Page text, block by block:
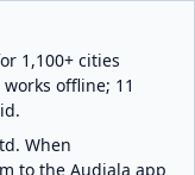
1,100+ cities
offline; 11
When
to the Audiala app